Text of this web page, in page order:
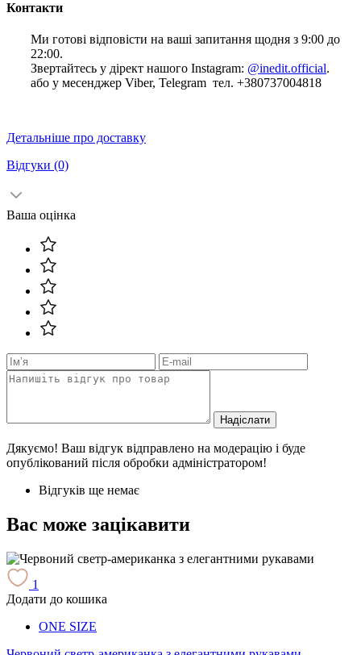
Контакти
Ми готові відповісти на ваші запитання щодня з 9:00 до
22:00.
Звертайтесь у дірект нашого Instagram: @inedit.official.
або у месенджер Viber, Telegram тел. +380737004818
Детальніше про доставку
Відгуки (0)
Ваша оцінка
Надіслати
Дякуємо! Ваш відгук відправлено на модерацію і буде
опублікований після обробки адміністратором!
Відгуків ще немає
Вас може зацікавити
1
Додати до кошика
ONE SIZE